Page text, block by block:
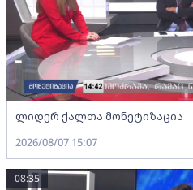
ლიდერ ქალთა მონეტიზაცია
2026/08/07 15:07
08:35